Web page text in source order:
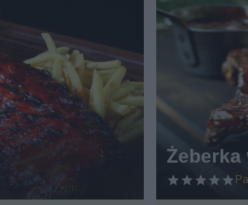
Żeberka